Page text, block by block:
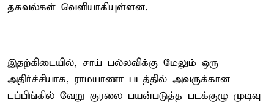
தகவல்கள் வெளியாகியுள்ளன.
இதற்கிடையில், சாய் பல்லவிக்கு மேலும் ஒரு
அதிர்ச்சியாக, ராமயாணா படத்தில் அவருக்கான
டப்பிங்கில் வேறு குரலை பயன்படுத்த படக்குழு முடிவு